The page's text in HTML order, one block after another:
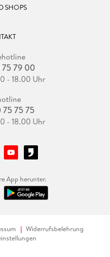
SHOPS
79 00
- 18.00 Uhr
75 75
- 18.00 Uhr
App herunter.
Widerrufsbelehrung